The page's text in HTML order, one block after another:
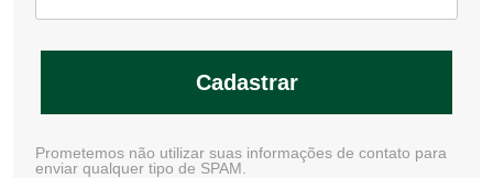
Cadastrar
Prometemos não utilizar suas informações de contato para
enviar qualquer tipo de SPAM.